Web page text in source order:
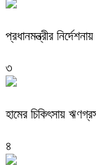
প্রধানমন্ত্রীর
৩
হামের চিকিৎসায়
৪